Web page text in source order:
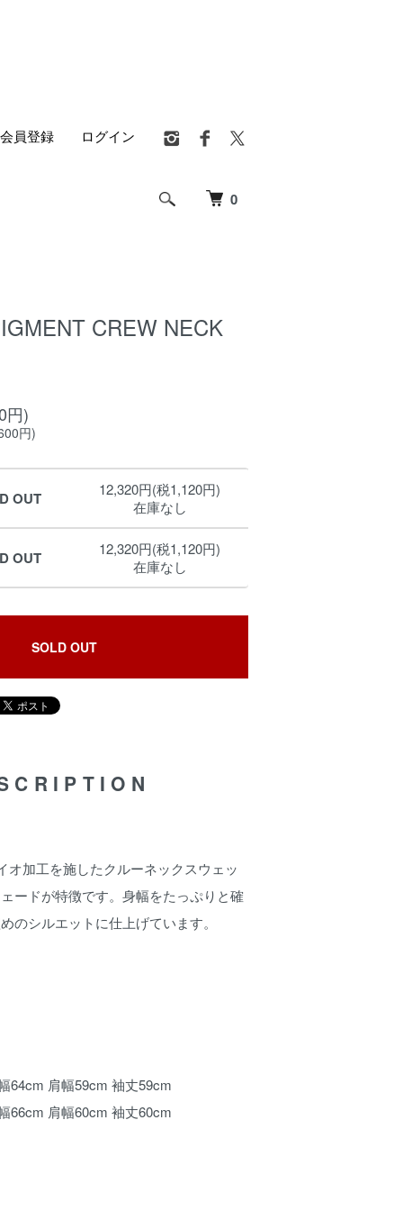
0
員登録 ログイン
CREW NECK
円)
円)
OUT
12,320円(税1,120円)
在庫なし
OUT
12,320円(税1,120円)
在庫なし
SOLD OUT
オ加工を施したクルーネックスウェッ
ードが特徴です。身幅をたっぷりと確
のシルエットに仕上げています。
64cm 肩幅59cm 袖丈59cm
66cm 肩幅60cm 袖丈60cm